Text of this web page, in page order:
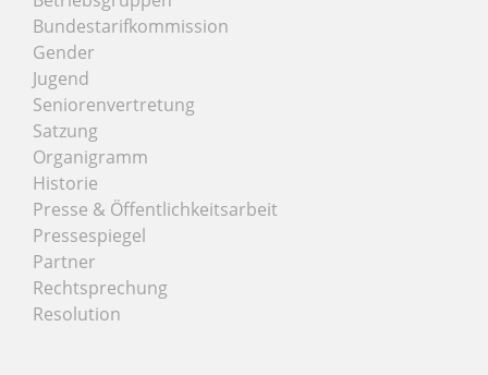
Bundestarifkommission
Gender
Jugend
Seniorenvertretung
Satzung
Organigramm
Historie
Presse & Öffentlichkeitsarbeit
Pressespiegel
Partner
Rechtsprechung
Resolution